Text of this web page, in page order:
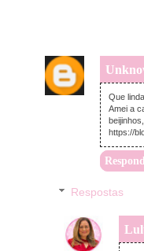
Que
Amei a
https://
Respostas